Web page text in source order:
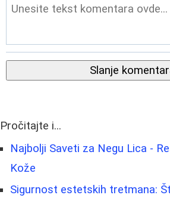
Slanje
Pročitajte i...
Najbolji Saveti za Negu Lica -
Kože
Sigurnost estetskih tretmana: